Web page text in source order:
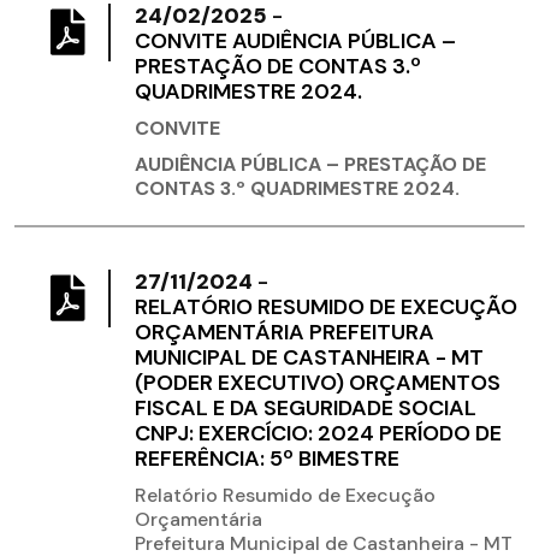
24/02/2025 -
​CONVITE AUDIÊNCIA PÚBLICA –
PRESTAÇÃO DE CONTAS 3.º
QUADRIMESTRE 2024.
CONVITE
AUDIÊNCIA PÚBLICA – PRESTAÇÃO DE
CONTAS 3.º QUADRIMESTRE 2024.
27/11/2024 -
RELATÓRIO RESUMIDO DE EXECUÇÃO
ORÇAMENTÁRIA PREFEITURA
MUNICIPAL DE CASTANHEIRA - MT
(PODER EXECUTIVO) ORÇAMENTOS
FISCAL E DA SEGURIDADE SOCIAL
CNPJ: EXERCÍCIO: 2024 PERÍODO DE
REFERÊNCIA: 5º BIMESTRE
Relatório Resumido de Execução
Orçamentária
Prefeitura Municipal de Castanheira - MT